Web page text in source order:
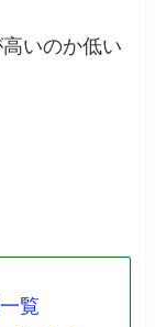
いのか低い
覧